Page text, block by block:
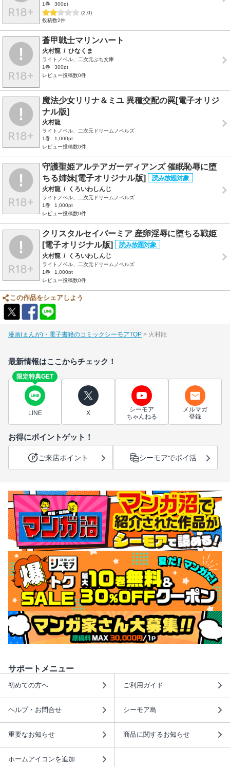
1巻
300pt
(2.0)
投稿数2件
蒼甲戦士マリンハート
火村龍 / ひなくま
ライトノベル、二次元ぷち文庫
1巻
300pt
レビュー投稿数0件
魔法少女リリナ＆ミユ 異種交配の罠[電子オリジ
ナル版]
火村龍
ライトノベル、二次元ドリームノベルズ
1巻
1,000pt
レビュー投稿数0件
守護聖姫アルテアガーディアンズ 催眠恥辱に堕
ちる姉妹[電子オリジナル版]
火村龍 / くろいわしんじ
ライトノベル、二次元ドリームノベルズ
1巻
1,000pt
レビュー投稿数0件
クリスタルセイバーミア 産卵淫辱に堕ちる戦姫
[電子オリジナル版]
火村龍 / くろいわしんじ
ライトノベル、二次元ドリームノベルズ
1巻
1,000pt
レビュー投稿数0件
この作品をシェアしよう
漫画(まんが)・電子書籍のコミックシーモアTOP 火村龍
最新情報はここからチェック！
限定特典GET
LINE X
シーモア
ちゃんねる
メルマガ
登録
お得にポイントゲット！
ご来店ポイント シーモアでポイ活
サポートメニュー
初めての方へ ご利用ガイド
ヘルプ・お問合せ シーモア島
重要なお知らせ 商品に関するお知らせ
ホームアイコンを追加